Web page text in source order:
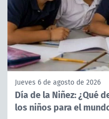
Jueves 6 de agosto de 2026
Día de la Niñez: ¿Qué
los niños para el